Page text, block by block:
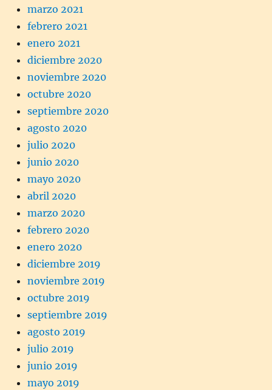
marzo 2021
febrero 2021
enero 2021
diciembre 2020
noviembre 2020
octubre 2020
septiembre 2020
agosto 2020
julio 2020
junio 2020
mayo 2020
abril 2020
marzo 2020
febrero 2020
enero 2020
diciembre 2019
noviembre 2019
octubre 2019
septiembre 2019
agosto 2019
julio 2019
junio 2019
mayo 2019